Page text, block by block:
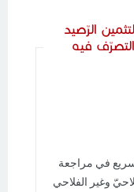
الرّصيد
فيه
في مراجعة
وغير الفلاحي